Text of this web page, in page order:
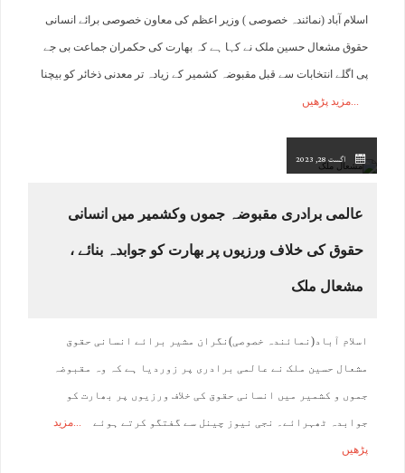
اسلام آباد (نمائندہ خصوصی ) وزیر اعظم کی معاون خصوصی برائے انسانی
حقوق مشعال حسین ملک نے کہا ہے کہ بھارت کی حکمران جماعت بی جے
پی اگلے انتخابات سے قبل مقبوضہ کشمیر کے زیادہ تر معدنی ذخائر کو بیچنا
مزید پڑھیں
اگست 28, 2023
عالمی برادری مقبوضہ جموں وکشمیر میں انسانی
حقوق کی خلاف ورزیوں پر بھارت کو جوابدہ بنائے ،
مشعال ملک
اسلام آباد(نمائندہ خصوصی)نگران مشیر برائے انسانی حقوق
مشعال حسین ملک نے عالمی برادری پر زوردیا ہے کہ وہ مقبوضہ
جموں و کشمیر میں انسانی حقوق کی خلاف ورزیوں پر بھارت کو
جوابدہ ٹھہرائے۔ نجی نیوز چینل سے گفتگو کرتے ہوئے مزید
پڑھیں